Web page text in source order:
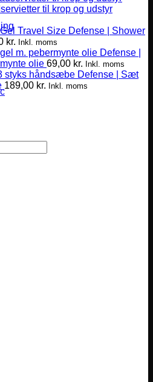
til krop og udstyr
Defense | Shower
kr. Inkl. moms
Defense |
olie 69,00 kr. Inkl. moms
Defense | Sæt
189,00 kr. Inkl. moms